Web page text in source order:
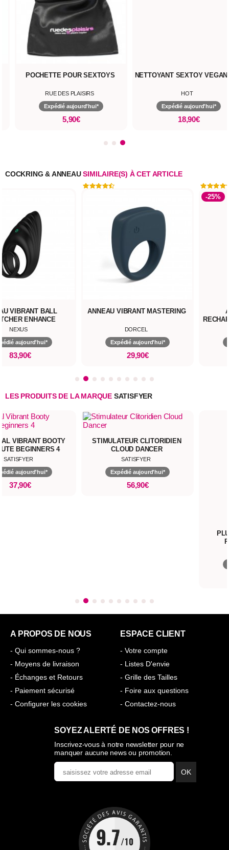
POCHETTE POUR SEXTOYS
RUE DES PLAISIRS
Expédié aujourd'hui*
5,90€
NETTOYANT SEXTOY
HOT
Expédié aujourd'hui*
18,90€
COCKRING & ANNEAUSIMILAIRE(S) À CET ARTICLE
VIBRANT BALL
ENHANCE
NEXUS
aujourd'hui*
83,90€
ANNEAU VIBRANT MASTERING
DORCEL
Expédié aujourd'hui*
29,90€
-25%
LES PRODUITS DE LA MARQUE SATISFYER
VIBRANT BOOTY
BEGINNERS 4
SATISFYER
aujourd'hui*
37,90€
STIMULATEUR CLITORIDIEN
CLOUD DANCER
SATISFYER
Expédié aujourd'hui*
56,90€
A PROPOS DE NOUS
- Qui sommes-nous ?
- Moyens de livraison
- Échanges et Retours
- Paiement sécurisé
- Configurer les cookies
ESPACE CLIENT
- Votre compte
- Listes D'envie
- Grille des Tailles
- Foire aux questions
- Contactez-nous
SOYEZ ALERTÉ DE NOS OFFRES !
Inscrivez-vous à notre newsletter pour ne
manquer aucune news ou promotion.
OK